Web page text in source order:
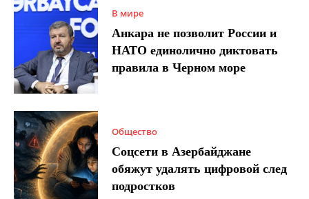
В мире
Анкара не позволит России и
НАТО единолично диктовать
правила в Черном море
Общество
Соцсети в Азербайджане
обяжут удалять цифровой след
подростков